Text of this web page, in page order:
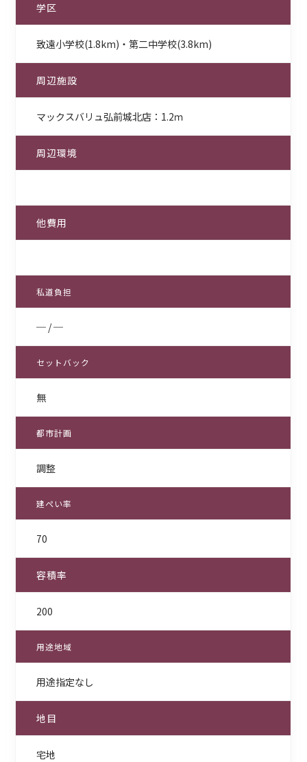
学区
致遠小学校(1.8km)・第二中学校(3.8km)
周辺施設
マックスバリュ弘前城北店：1.2ｍ
周辺環境
他費用
私道負担
─ / ─
セットバック
無
都市計画
調整
建ぺい率
70
容積率
200
用途地域
用途指定なし
地目
宅地